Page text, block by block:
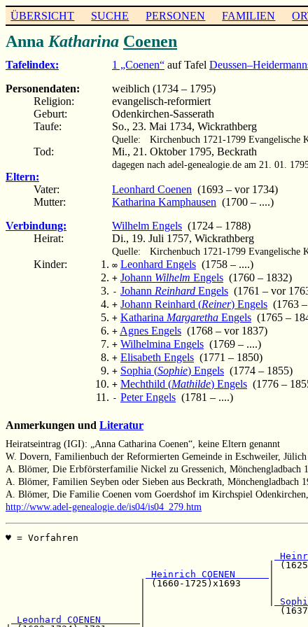
ÜBERSICHT SUCHE PERSONEN FAMILIEN
Anna Katharina Coenen
Tafelindex: 1 „Coenen“ auf Tafel
Personendaten:
weiblich (1734 – 1795)
Religion:
evangelisch-reformiert
Geburt:
Odenkirchen-Sasserath
Taufe:
So., 23. Mai 1734, Wickrathberg
Quelle: Kirchenbuch 1721-1799 Evangelische
Tod: Mi., 21. Oktober 1795, Beckrath
dagegen nach adel-genealogie.de am 21. 01.
Eltern:
Vater:
Leonhard Coenen (1693 – vor 1734)
Mutter:
Katharina Kamphausen (1700 – ....)
Verbindung:
Wilhelm Engels (1724 – 1788)
Heirat:
Di., 19. Juli 1757, Wickrathberg
Quelle: Kirchenbuch 1721-1799 Evangelische
Kinder: ∞ Leonhard Engels (1758 – ....)
+ Johann Wilhelm Engels (1760 – 1832)
- Johann Reinhard Engels (1761 – vor
+ Johann Reinhard (Reiner) Engels (1763
+ Katharina Margaretha Engels (1765 –
+ Agnes Engels (1768 – vor 1837)
+ Wilhelmina Engels (1769 – ....)
+ Elisabeth Engels (1771 – 1850)
+ Sophia (Sophie) Engels (1774 – 1855)
+ Mechthild (Mathilde) Engels (1776 –
- Peter Engels (1781 – ....)
Anmerkungen und Literatur
Heiratseintrag (IGI): „Anna Catharina Coenen“, keine Eltern genannt
W. Dovern, Familienbuch der Reformierten Gemeinde in Eschweiler,
A. Blömer, Die Erbförsterfamilie Nickel zu Gressenich, Mönchengladbach
A. Blömer, Familien Seyben oder Sieben aus Beckrath, Mönchengladbach
A. Blömer, Die Familie Coenen vom Goerdshof im Kirchspiel
http://www.adel-genealogie.de/is04/is04_279.htm
♥ =
Heinrich COENEN
| (1660-
|                      |
|
Leonhard COENEN